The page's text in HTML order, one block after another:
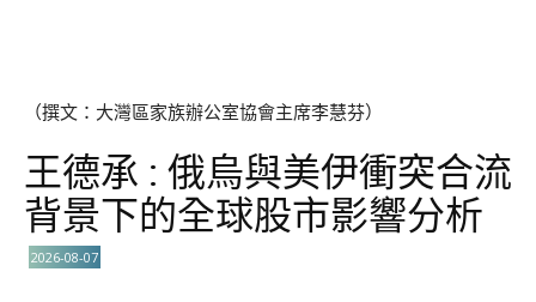
（撰文：大灣區家族辦公室協會主席李慧芬）
王德承 : 俄烏與美伊衝突合流
背景下的全球股市影響分析
2026-08-07